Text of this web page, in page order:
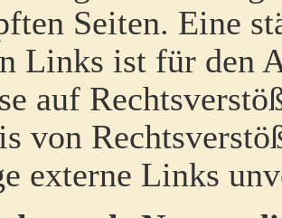
Seiten. Eine
Links ist für den
auf
von
externe Links